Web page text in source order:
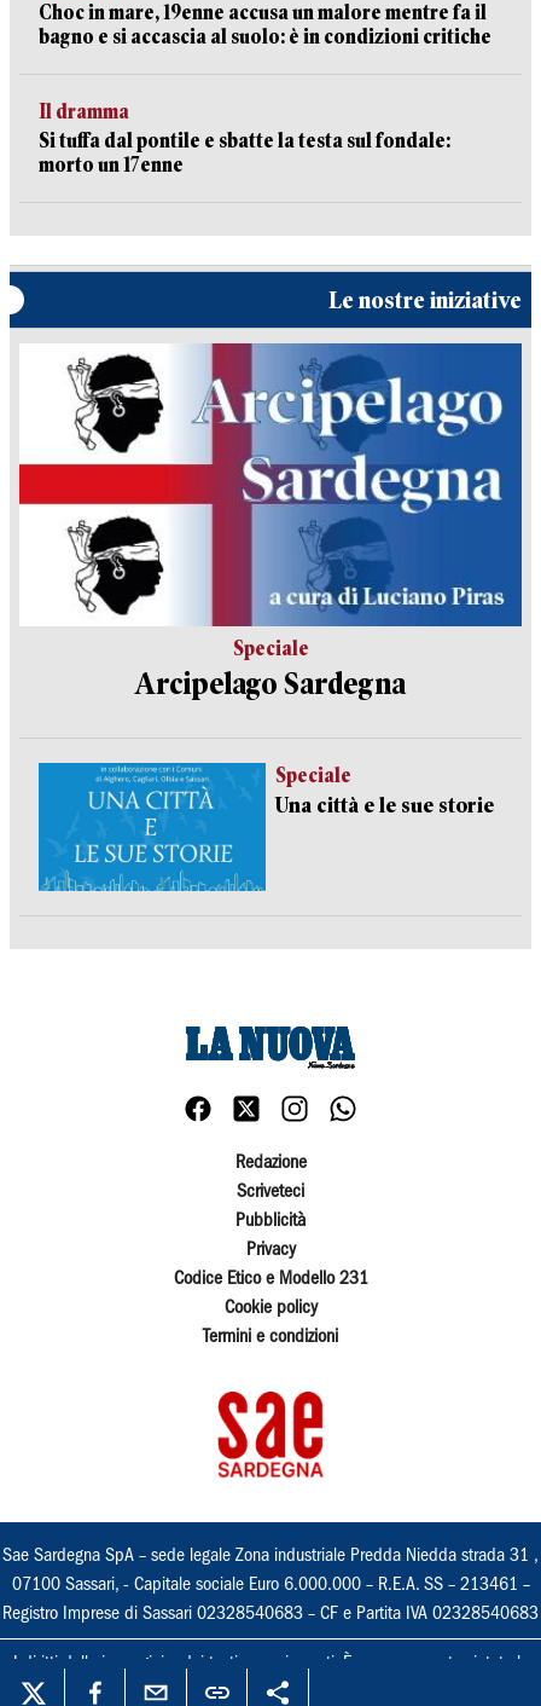
Choc in mare, 19enne accusa un malore mentre fa il
bagno e si accascia al suolo: è in condizioni critiche
Il dramma
Si tuffa dal pontile e sbatte la testa sul fondale:
morto un 17enne
Le nostre iniziative
Speciale
Arcipelago Sardegna
Speciale
Una città e le sue storie
Redazione
Scriveteci
Pubblicità
Privacy
Codice Etico e Modello 231
Cookie policy
Termini e condizioni
Sae Sardegna SpA – sede legale Zona industriale Predda Niedda strada 31 ,
07100 Sassari, - Capitale sociale Euro 6.000.000 – R.E.A. SS – 213461 –
Registro Imprese di Sassari 02328540683 – CF e Partita IVA 02328540683
I diritti delle immagini e dei testi sono riservati. È espressamente vietata la
loro riproduzione con qualsiasi mezzo e l'adattamento totale o parziale.